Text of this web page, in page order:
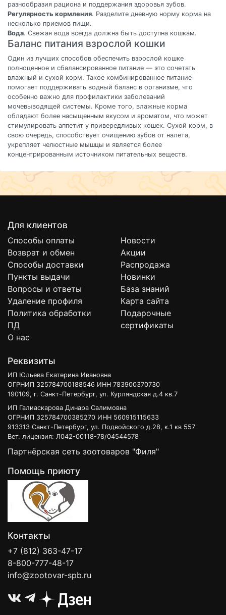
разнообразия рациона и поддержания здоровья зубов.
Регулярность кормления. Разделите дневную норму корма на
несколько приемов пищи.
Вода. Свежая вода всегда должна быть доступна кошкам.
Баланс питания взрослой кошки
Один из лучших способов обеспечить взрослой кошке
полноценное и сбалансированное питание — это сочетать
влажный и сухой корм. Такое комбинированное питание
помогает поддерживать водный баланс в организме, что
особенно важно для профилактики заболеваний
мочевыводящей системы. Кроме того, влажные корма
обладают более насыщенным вкусом и ароматом, что может
стимулировать аппетит у привередливых кошек. Сухой корм, в
свою очередь, способствует очищению зубов от налета,
укрепляет челюстные мышцы и является более
концентрированным источником питательных веществ.
Для клиентов
Способы оплаты
Возврат и обмен
Способы доставки
Пункты выдачи
Вопросы и ответы
Удаление профиля
Политика обработки
ПД
О нас
Новости
Акции
Распродажа
Новинки
База знаний
Карта сайта
Подарочные
сертификаты
Реквизиты
ИП Юльева Екатерина Ивановна
ОГРНИП 325784700188546 ИНН 783900370730
190109, г. Санкт-Петербург, ул. Курляндская д.4 кв.7
ИП Галиаскарова Динара Салимовна
ОГРНИП 325784700385270 ИНН 560915115633
913313 Санкт-Петербург, ул. Подвойского д.28, к.1 кв 557
Вет. лицензия: Л042-00118-78/04544578
Партнёрская сеть зоотоваров "Филя"
Помощь приюту
Контакты
+7 (812) 363-47-17
8-800-777-48-17
info@zootovar-spb.ru